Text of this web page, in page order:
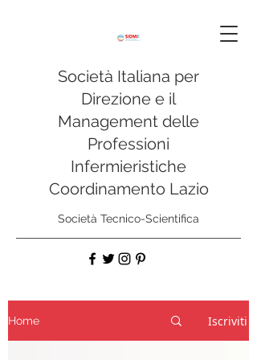
Società Italiana per
Direzione e il
Management delle
Professioni
Infermieristiche
Coordinamento Lazio
Società Tecnico-Scientifica
Iscriviti alla mailing list
Home Iscriviti